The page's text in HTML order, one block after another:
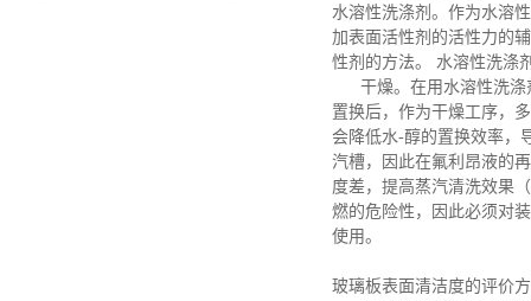
水溶性洗涤剂。作为水溶
加表面活性剂的活性力的
性剂的方法。 水溶性洗涤
干燥。在用水溶性洗涤
置换后，作为干燥工序，
会降低水-醇的置换效率，
汽槽，因此在氟利昂液的
度差，提高蒸汽清洗效果
燃的危险性，因此必须对
使用。
玻璃板表面清洁度的评价